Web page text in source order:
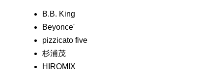
B.B. King
Beyonce'
pizzicato five
杉浦茂
HIROMIX